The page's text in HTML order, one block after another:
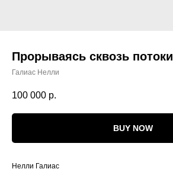
Прорываясь сквозь потоки
Галиас Нелли
100 000 р.
BUY NOW
Нелли Галиас